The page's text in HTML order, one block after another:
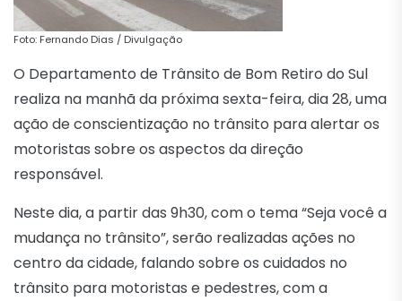
Foto: Fernando Dias / Divulgação
O Departamento de Trânsito de Bom Retiro do Sul
realiza na manhã da próxima sexta-feira, dia 28, uma
ação de conscientização no trânsito para alertar os
motoristas sobre os aspectos da direção
responsável.
Neste dia, a partir das 9h30, com o tema “Seja você a
mudança no trânsito”, serão realizadas ações no
centro da cidade, falando sobre os cuidados no
trânsito para motoristas e pedestres, com a